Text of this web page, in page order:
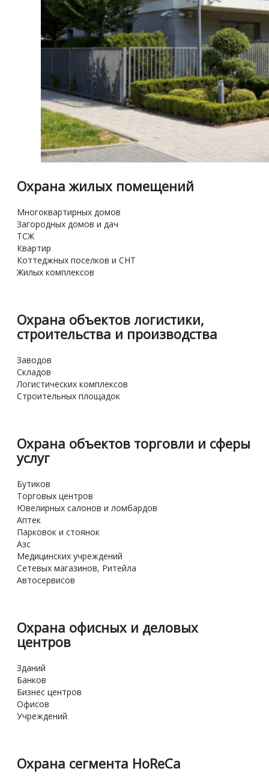
Охрана жилых помещений
Многоквартирных домов
Загородных домов и дач
ТСЖ
Квартир
Коттеджных поселков и СНТ
Жилых комплексов
Охрана объектов логистики,
строительства и производства
Заводов
Складов
Логистических комплексов
Строительных площадок
Охрана объектов торговли и сферы
услуг
Бутиков
Торговых центров
Ювелирных салонов и ломбардов
Аптек
Парковок и стоянок
Азс
Медицинских учреждений
Сетевых магазинов, Ритейла
Автосервисов
Охрана офисных и деловых
центров
Зданий
Банков
Бизнес центров
Офисов
Учреждений
Охрана сегмента HoReCa